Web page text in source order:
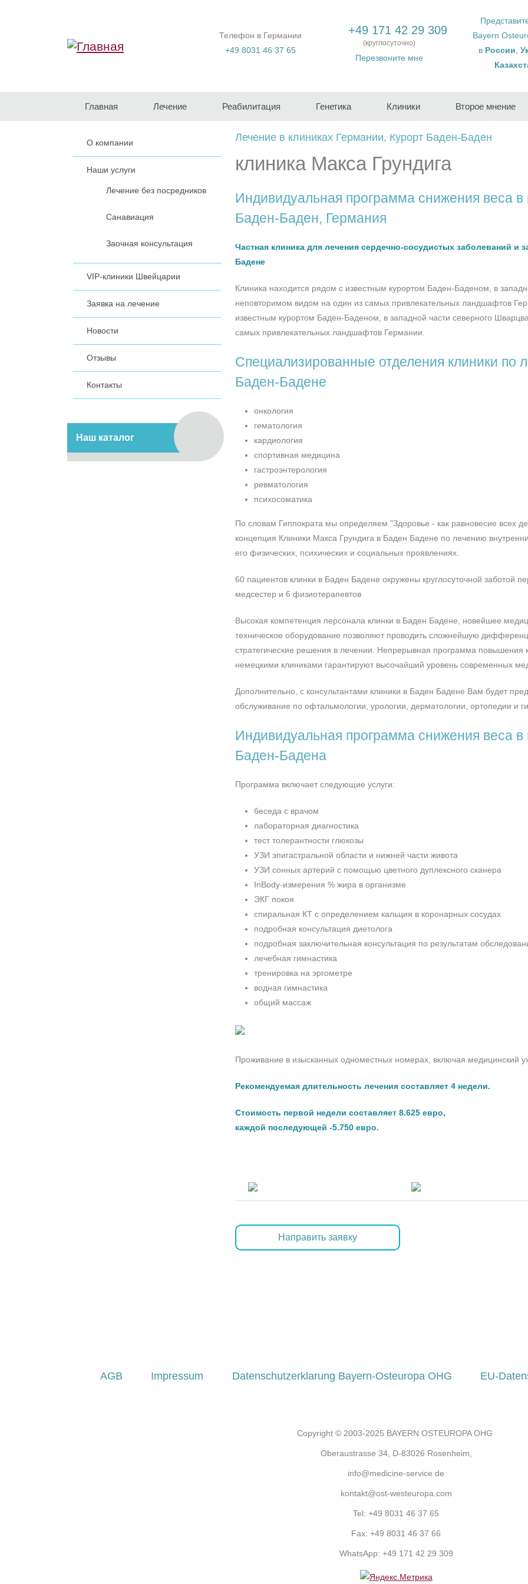
Телефон в Германии
+49 8031 46 37 65
+49 171 42 29 309
(круглосуточно)
Перезвоните мне
Bayern
в России ,
Главная Лечение Реабилитация Генетика Клиники Второе мнение
О компании
Наши услуги
Лечение без посредников
Санавиация
Заочная консультация
VIP-клиники Швейцарии
Заявка на лечение
Новости
Отзывы
Контакты
Наш каталог
Лечение в клиниках Германии, Курорт Баден-Баден
клиника Макса Грундига
Индивидуальная программа снижения веса в
Баден-Баден, Германия
Частная клиника для лечения сердечно-сосудистых заболеваний и
Бадене
Клиника находится рядом с известным курортом Баден-Баденом, в
неповторимом видом на один из самых привлекательных ландшафтов
известным курортом Баден-Баденом, в западной части северного
самых привлекательных ландшафтов Германии.
Специализированные отделения клиники по
Баден-Бадене
онкология
гематология
кардиология
спортивная медицина
гастроэнтерология
ревматология
психосоматика
По словам Гиппократа мы определяем "Здоровье - как равновесие всех
концепция Клиники Макса Грундига в Баден Бадене по лечению
его физических, психических и социальных проявлениях.
60 пациентов клинки в Баден Бадене окружены круглосуточной заботой
медсестер и 6 физиотерапевтов
Высокая компетенция персонала клинки в Баден Бадене, новейшее
техническое оборудование позволяют проводить сложнейшую
стратегические решения в лечении. Непрерывная программа
немецкими клиниками гарантируют высочайший уровень современных
Дополнительно, с консультантами клиники в Баден Бадене Вам будет
обслуживание по офтальмологии, урологии, дерматологии, ортопедии и
Индивидуальная программа снижения веса в
Баден-Бадена
Программа включает следующие услуги:
беседа с врачом
лабораторная диагностика
тест толерантности глюкозы
УЗИ эпигастральной области и нижней части живота
УЗИ сонных артерий с помощью цветного дуплексного сканера
InBody-измерения % жира в организме
ЭКГ покоя
спиральная КТ c определением кальция в коронарных сосудах
подробная консультация диетолога
подробная заключительная консультация по результатам
лечебная гимнастика
тренировка на эргометре
водная гимнастика
общий массаж
Проживание в изысканных одноместных номерах, включая медицинский
Рекомендуемая длительность лечения составляет 4 недели.
Стоимость первой недели составляет 8.625 евро,
каждой последующей -5.750 евро.
Направить заявку
AGB Impressum Datenschutzerklarung Bayern-Osteuropa OHG EU-
Copyright © 2003-2025 BAYERN OSTEUROPA OHG
Oberaustrasse 34, D-83026 Rosenheim,
info@medicine-service.de
kontakt@ost-westeuropa.com
Tel: +49 8031 46 37 65
Fax: +49 8031 46 37 66
WhatsApp: +49 171 42 29 309